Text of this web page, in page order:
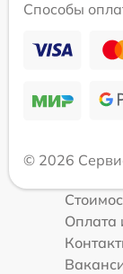
Способы
© 2026
Оплата